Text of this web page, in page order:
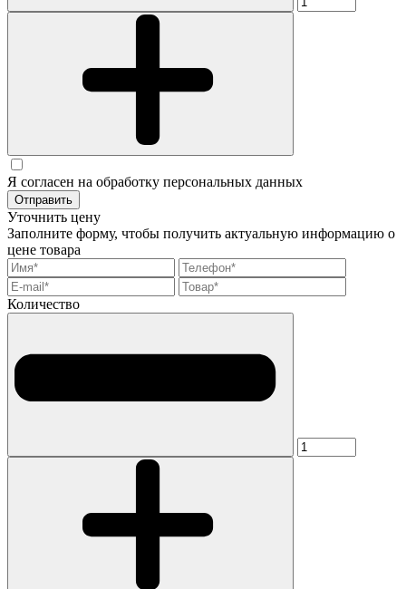
Я согласен на обработку персональных данных
Отправить
Уточнить цену
Заполните форму, чтобы получить актуальную информацию о
цене товара
Количество